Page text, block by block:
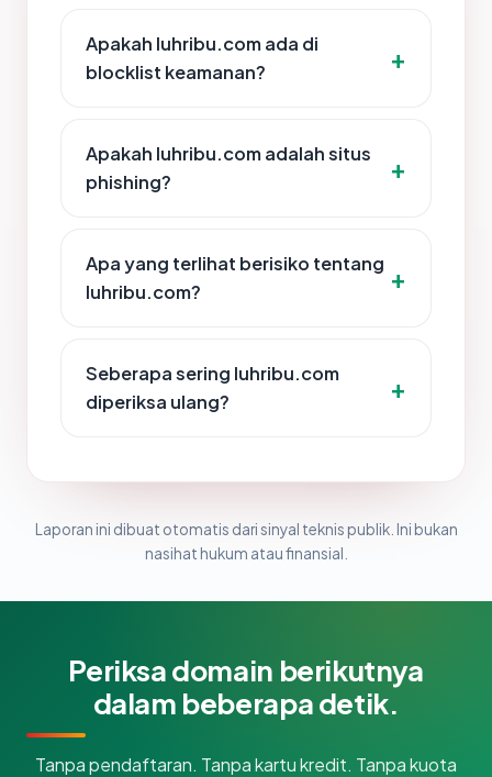
Apakah luhribu.com ada di
blocklist keamanan?
Apakah luhribu.com adalah situs
phishing?
Apa yang terlihat berisiko tentang
luhribu.com?
Seberapa sering luhribu.com
diperiksa ulang?
Laporan ini dibuat otomatis dari sinyal teknis publik. Ini bukan
nasihat hukum atau finansial.
Periksa domain berikutnya
dalam beberapa detik.
Tanpa pendaftaran. Tanpa kartu kredit. Tanpa kuota